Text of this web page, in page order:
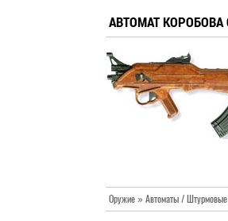
АВТОМАТ КОРОБОВА
Оружие » Автоматы /